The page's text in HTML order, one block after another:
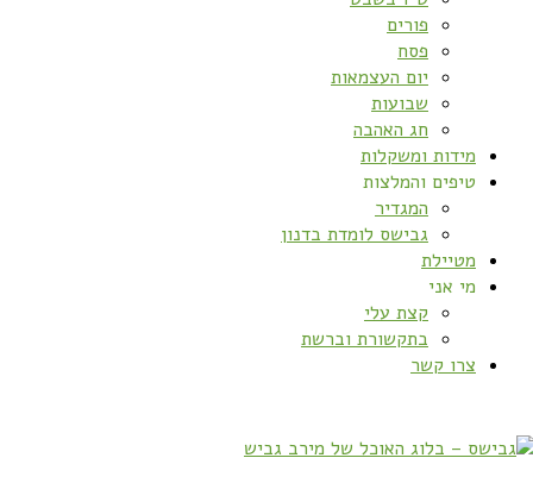
פורים
פסח
יום העצמאות
שבועות
חג האהבה
מידות ומשקלות
טיפים והמלצות
המגדיר
גבישס לומדת בדנון
מטיילת
מי אני
קצת עלי
בתקשורת וברשת
צרו קשר